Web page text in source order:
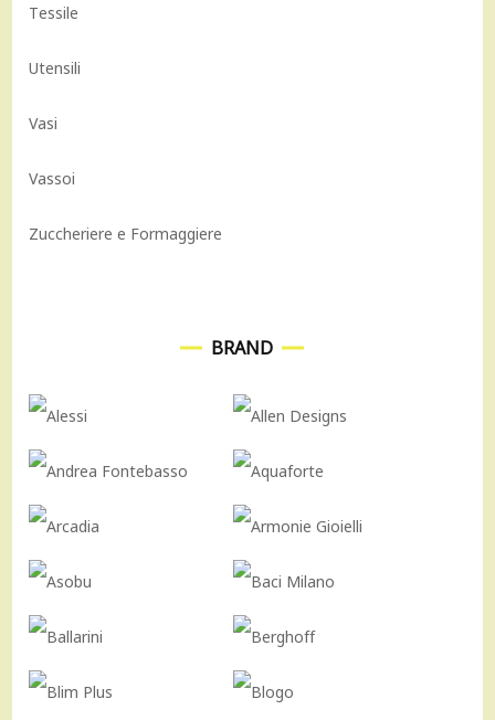
Tessile
Utensili
Vasi
Vassoi
Zuccheriere e Formaggiere
BRAND